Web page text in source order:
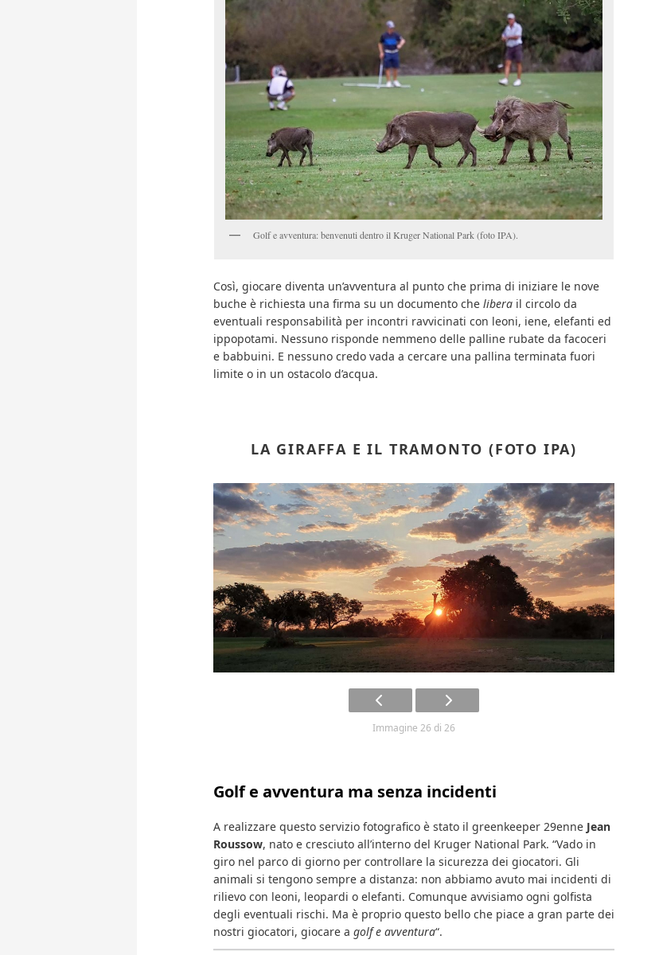
Golf e avventura: benvenuti dentro il Kruger National Park (foto IPA).
Così, giocare diventa un’avventura al punto che prima di iniziare le nove
buche è richiesta una firma su un documento che libera il circolo da
eventuali responsabilità per incontri ravvicinati con leoni, iene, elefanti ed
ippopotami. Nessuno risponde nemmeno delle palline rubate da facoceri
e babbuini. E nessuno credo vada a cercare una pallina terminata fuori
limite o in un ostacolo d’acqua.
LA GIRAFFA E IL TRAMONTO (FOTO IPA)
Immagine 26 di 26
Golf e avventura ma senza incidenti
A realizzare questo servizio fotografico è stato il greenkeeper 29enne Jean
Roussow, nato e cresciuto all’interno del Kruger National Park. “Vado in
giro nel parco di giorno per controllare la sicurezza dei giocatori. Gli
animali si tengono sempre a distanza: non abbiamo avuto mai incidenti di
rilievo con leoni, leopardi o elefanti. Comunque avvisiamo ogni golfista
degli eventuali rischi. Ma è proprio questo bello che piace a gran parte dei
nostri giocatori, giocare a golf e avventura“.